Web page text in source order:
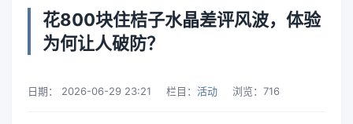
花800块住桔子水晶差评风波，体验
为何让人破防？
日期： 2026-06-29 23:21 栏目： 活动 浏览： 716